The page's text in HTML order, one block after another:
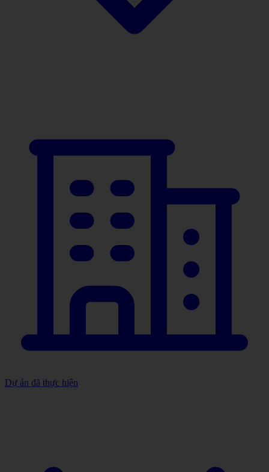
Dự án đã thực hiện